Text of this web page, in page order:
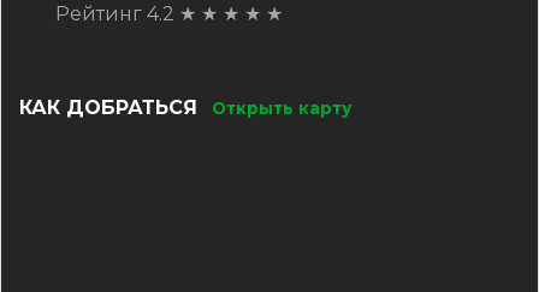
Рейтинг 4.2 ★ ★ ★ ★ ★
КАК ДОБРАТЬСЯ Открыть карту